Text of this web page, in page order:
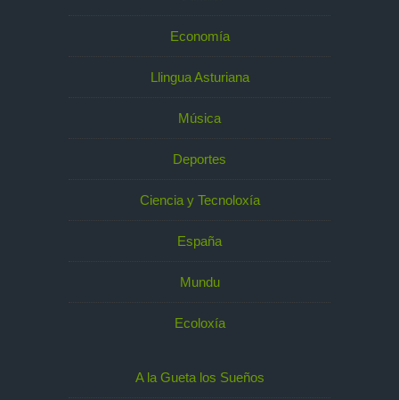
Economía
Llingua Asturiana
Música
Deportes
Ciencia y Tecnoloxía
España
Mundu
Ecoloxía
A la Gueta los Sueños